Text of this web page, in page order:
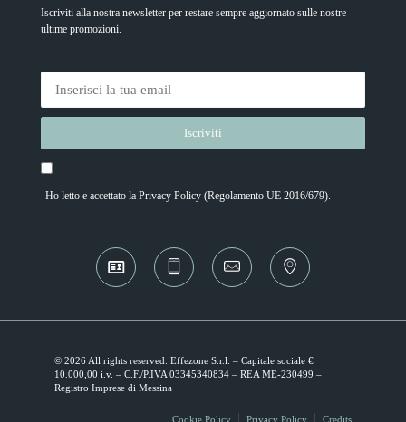
Iscriviti alla nostra newsletter per restare sempre aggiornato sulle nostre
ultime promozioni.
Ho letto e accettato la Privacy Policy(Regolamento UE 2016/679).
Alternative:
© 2026 All rights reserved. Effezone S.r.l. – Capitale sociale €
10.000,00 i.v. – C.F./P.IVA 03345340834 – REA ME-230499 –
Registro Imprese di Messina
Cookie Policy Privacy Policy Credits